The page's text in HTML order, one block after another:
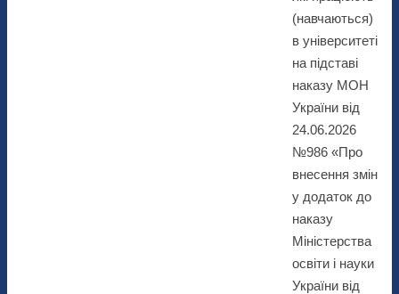
(навчаються)
в університеті
на підставі
наказу МОН
України від
24.06.2026
№986 «Про
внесення змін
у додаток до
наказу
Міністерства
освіти і науки
України від